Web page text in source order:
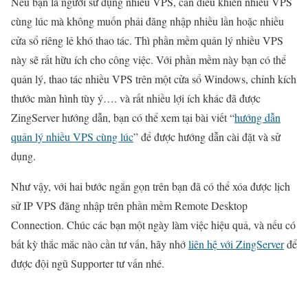
cùng lúc mà không muốn phải đăng nhập nhiều lần hoặc nhiều
cửa sổ riêng lẻ khó thao tác. Thì phần mềm quản lý nhiều VPS
này sẽ rất hữu ích cho công việc. Với phần mềm này bạn có thể
quản lý, thao tác nhiều VPS trên một cửa sổ Windows, chỉnh kích
thước màn hình tùy ý…. và rất nhiều lợi ích khác đã được
ZingServer hướng dẫn, bạn có thể xem tại bài viết “hướng dẫn
quản lý nhiều VPS cùng lúc” để được hướng dẫn cài đặt và sử
dụng.
Như vậy, với hai bước ngắn gọn trên bạn đã có thể xóa được lịch
sử IP VPS đăng nhập trên phần mềm Remote Desktop
Connection. Chúc các bạn một ngày làm việc hiệu quả, và nếu có
bất kỳ thắc mắc nào cần tư vấn, hãy nhớliên hệ với ZingServerđể
được đội ngũ Supporter tư vấn nhé.